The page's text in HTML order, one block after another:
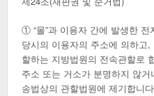
① “몰”과 이용자 간에 발생한
당시의 이용자의 주소에 의하고
할하는 지방법원의 전속관할로
주소 또는 거소가 분명하지 않
송법상의 관할법원에 제기합니